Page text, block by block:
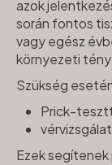
azok
során fontos
vagy egész
környezeti
Szükség
Prick-
Ezek